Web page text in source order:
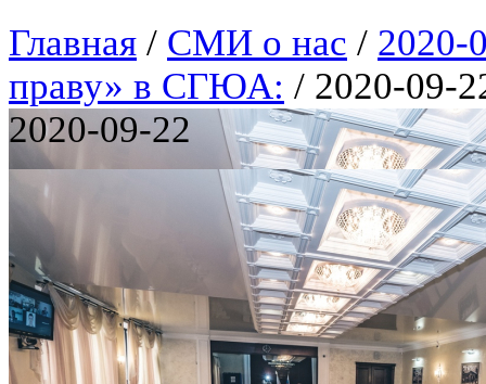
Главная / СМИ о нас / 2020-
праву» в СГЮА: / 2020-09-
2020-09-22